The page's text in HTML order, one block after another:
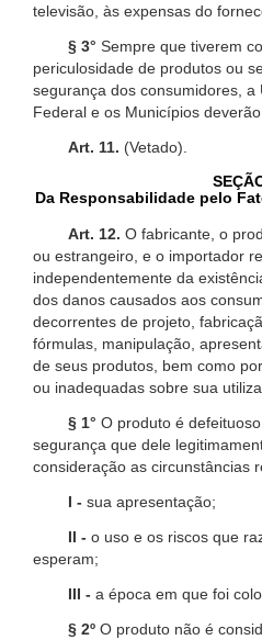
televisão, às expensas do
§ 3° Sempre que tiverem
periculosidade de produtos ou
segurança dos consumidores, a
Federal e os Municípios
Art. 11. (Vetado).
Da Responsabilidade pelo
Art. 12. O fabricante, o
ou estrangeiro, e o importador
independentemente da
dos danos causados aos
decorrentes de projeto,
fórmulas, manipulação,
de seus produtos, bem como
ou inadequadas sobre sua
§ 1° O produto é
segurança que dele
consideração as circunstâncias
I - sua apresentação;
II - o uso e os riscos que
esperam;
III - a época em que foi
§ 2º O produto não é